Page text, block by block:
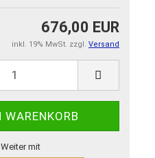
676,00 EUR
inkl. 19% MwSt. zzgl. Versand
Weiter mit